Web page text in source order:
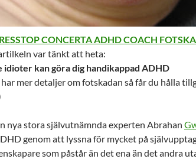
CONCERTA ADHD COACH
var tänkt att heta:
idioter kan göra dig handikappad ADHD
mer detaljer om fotskadan så får du hålla
nya stora självutnämnda experten Abrahan
genom att lyssna för mycket på
som påstår än det ena än det andra